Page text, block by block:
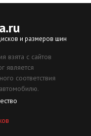
.ru
и размеров шин
взята с сайтов
является
соответствия